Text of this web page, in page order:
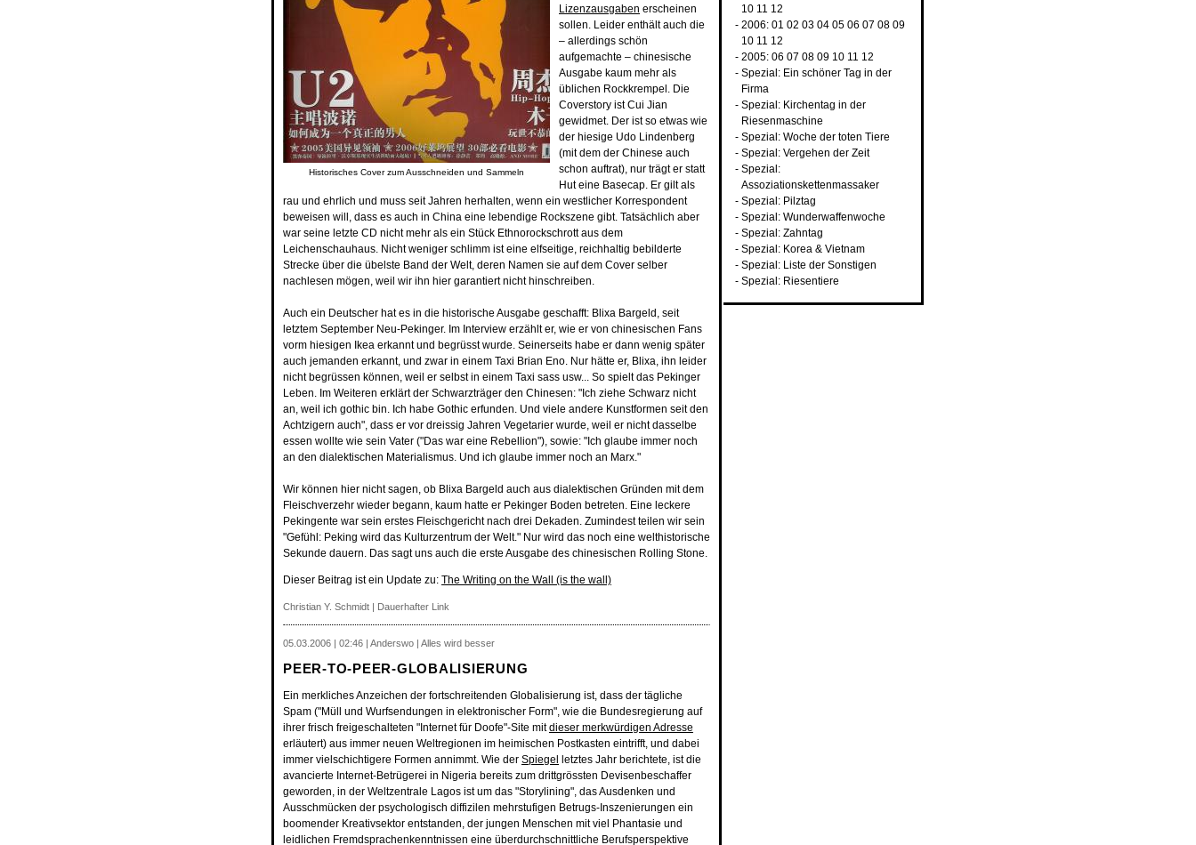
Historisches Cover zum Ausschneiden und Sammeln
Lizenzausgaben erscheinen
sollen. Leider enthält auch die
– allerdings schön
aufgemachte – chinesische
Ausgabe kaum mehr als
üblichen Rockkrempel. Die
Coverstory ist Cui Jian
gewidmet. Der ist so etwas wie
der hiesige Udo Lindenberg
(mit dem der Chinese auch
schon auftrat), nur trägt er statt
Hut eine Basecap. Er gilt als
rau und ehrlich und muss seit Jahren herhalten, wenn ein westlicher Korrespondent
beweisen will, dass es auch in China eine lebendige Rockszene gibt. Tatsächlich aber
war seine letzte CD nicht mehr als ein Stück Ethnorockschrott aus dem
Leichenschauhaus. Nicht weniger schlimm ist eine elfseitige, reichhaltig bebilderte
Strecke über die übelste Band der Welt, deren Namen sie auf dem Cover selber
nachlesen mögen, weil wir ihn hier garantiert nicht hinschreiben.
Auch ein Deutscher hat es in die historische Ausgabe geschafft: Blixa Bargeld, seit
letztem September Neu-Pekinger. Im Interview erzählt er, wie er von chinesischen Fans
vorm hiesigen Ikea erkannt und begrüsst wurde. Seinerseits habe er dann wenig später
auch jemanden erkannt, und zwar in einem Taxi Brian Eno. Nur hätte er, Blixa, ihn leider
nicht begrüssen können, weil er selbst in einem Taxi sass usw... So spielt das Pekinger
Leben. Im Weiteren erklärt der Schwarzträger den Chinesen: "Ich ziehe Schwarz nicht
an, weil ich gothic bin. Ich habe Gothic erfunden. Und viele andere Kunstformen seit den
Achtzigern auch", dass er vor dreissig Jahren Vegetarier wurde, weil er nicht dasselbe
essen wollte wie sein Vater ("Das war eine Rebellion"), sowie: "Ich glaube immer noch
an den dialektischen Materialismus. Und ich glaube immer noch an Marx."
Wir können hier nicht sagen, ob Blixa Bargeld auch aus dialektischen Gründen mit dem
Fleischverzehr wieder begann, kaum hatte er Pekinger Boden betreten. Eine leckere
Pekingente war sein erstes Fleischgericht nach drei Dekaden. Zumindest teilen wir sein
"Gefühl: Peking wird das Kulturzentrum der Welt." Nur wird das noch eine welthistorische
Sekunde dauern. Das sagt uns auch die erste Ausgabe des chinesischen Rolling Stone.
Dieser Beitrag ist ein Update zu: The Writing on the Wall (is the wall)
Christian Y. Schmidt | Dauerhafter Link
05.03.2006 | 02:46 | Anderswo | Alles wird besser
PEER-TO-PEER-GLOBALISIERUNG
Ein merkliches Anzeichen der fortschreitenden Globalisierung ist, dass der tägliche
Spam ("Müll und Wurfsendungen in elektronischer Form", wie die Bundesregierung auf
ihrer frisch freigeschalteten "Internet für Doofe"-Site mitdieser merkwürdigen Adresse
erläutert) aus immer neuen Weltregionen im heimischen Postkasten eintrifft, und dabei
immer vielschichtigere Formen annimmt. Wie der Spiegel
letztes Jahr berichtete, ist die
avancierte Internet-Betrügerei in Nigeria bereits zum drittgrössten Devisenbeschaffer
geworden, in der Weltzentrale Lagos ist um das "Storylining", das Ausdenken und
Ausschmücken der psychologisch diffizilen mehrstufigen Betrugs-Inszenierungen ein
boomender Kreativsektor entstanden, der jungen Menschen mit viel Phantasie und
leidlichen Fremdsprachenkenntnissen eine überdurchschnittliche Berufsperspektive
10 11 12
- 2006: 01 02 03 04 05 06 07 08 09
10 11 12
- 2005: 06 07 08 09 10 11 12
- Spezial: Ein schöner Tag in der
Firma
- Spezial: Kirchentag in der
Riesenmaschine
- Spezial: Woche der toten Tiere
- Spezial: Vergehen der Zeit
- Spezial:
Assoziationskettenmassaker
- Spezial: Pilztag
- Spezial: Wunderwaffenwoche
- Spezial: Zahntag
- Spezial: Korea & Vietnam
- Spezial: Liste der Sonstigen
- Spezial: Riesentiere